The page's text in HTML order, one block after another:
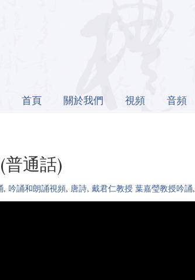
首頁 關於我們 視頻 音頻
普通話)
, 吟誦和朗誦視頻, 唐詩, 戴君仁教授 葉嘉瑩教授吟誦,